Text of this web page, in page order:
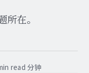
在。
read 分钟